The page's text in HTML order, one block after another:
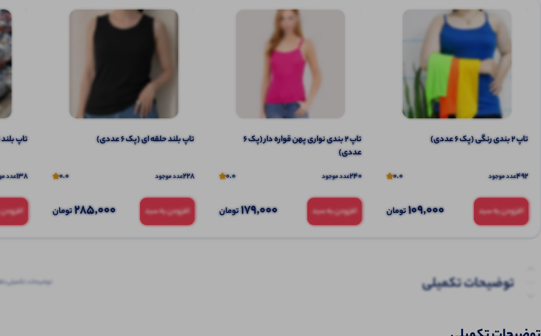
تاپ ۲ بندی رنگی (پک 6 عددی)
492عدد موجود 0.0
افزودن به سبد 109,000تومان
تاپ ۲ بندی نواری پهن قواره دار (پک 6
عددی)
240عدد موجود 0.0
افزودن به سبد 179,000تومان
تاپ بلند حلقه ای (پک 6 عددی)
228عدد موجود 0.0
افزودن به سبد 285,000تومان
تاپ بلند
138عدد
توضیحات تکمیلی
توضیحات تکمیلی